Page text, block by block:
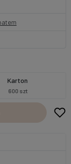
Karton
600 szt